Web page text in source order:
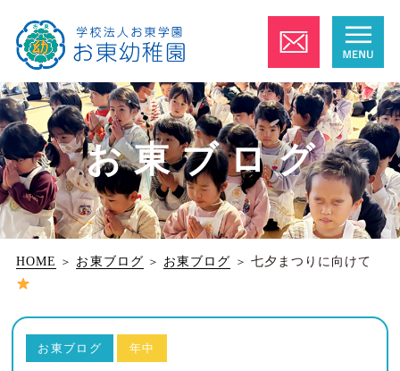
お東ブログ
HOME ＞ お東ブログ ＞ お東ブログ ＞ 七夕まつりに向けて
お東ブログ 年中